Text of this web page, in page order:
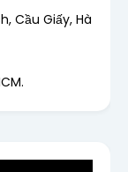
Cầu Giấy, Hà